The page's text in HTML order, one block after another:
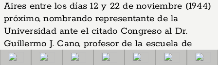
Aires entre los días 12 y 22 de noviembre (1944)
próximo, nombrando representante de la
Universidad ante el citado Congreso al Dr.
Guillermo J. Cano, profesor de la escuela de
Ciencias Económicas
, en la cátedra de
Educación Universitaria en Mendoza: Historia de Facultades